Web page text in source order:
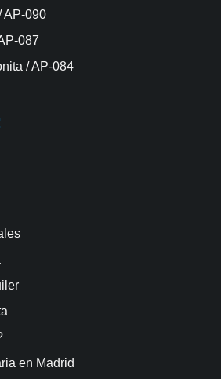
AP-090
087
/ AP-084
en Madrid